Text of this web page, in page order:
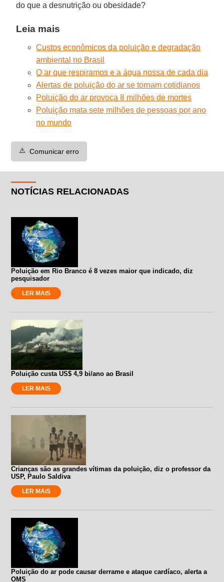
do que a desnutrição ou obesidade?
Leia mais
Custos econômicos da poluição e degradação
ambiental no Brasil
O ar que respiramos e a água nossa de cada dia
Alertas de poluição do ar se tornam cotidianos
Poluição do ar provoca 8 milhões de mortes
Poluição mata sete milhões de pessoas por ano
no mundo
⚠️ Comunicar erro
NOTÍCIAS RELACIONADAS
Poluição em Rio Branco é 8 vezes maior que indicado, diz
pesquisador
LER MAIS
Poluição custa US$ 4,9 bi/ano ao Brasil
LER MAIS
Crianças são as grandes vítimas da poluição, diz o professor da
USP, Paulo Saldiva
LER MAIS
Poluição do ar pode causar derrame e ataque cardíaco, alerta a
OMS